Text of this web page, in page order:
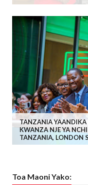
TANZANIA
KWANZA NJE YA
TANZANIA, LONDON
Toa Maoni Yako: